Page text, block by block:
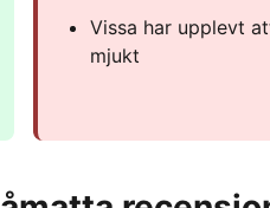
Vissa har upplevt
mjukt